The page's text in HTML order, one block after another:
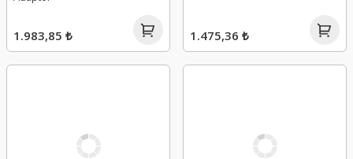
1.983,85 ₺ 1.475,36 ₺